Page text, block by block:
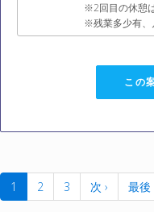
※2回目の休憩は
※残業多少有、月
この
1 2 3 次 › 最後